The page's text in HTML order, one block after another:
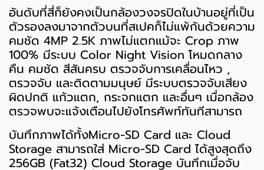
อันดับที่สี่ก็ยังคงเป็นกล้องวงจรปิดในบ้านอยู่ที่เป็น
ตัวรองลงมาจากตัวบนที่สเปคก็ไม่แพ้กันด้วยความ
คมชัด 4MP 2.5K ภาพไม่แตกแม้จะ Crop ภาพ
100% มีระบบ Color Night Vision โหมดกลาง
คืน คมชัด สีสันครบ ตรวจจับการเคลื่อนไหว ,
ตรวจจับ และติดตามมนุษย์ มีระบบตรวจจับเสียง
ผิดปกติ แก้วแตก, กระจกแตก และอื่นๆ เมื่อกล้อง
ตรวจพบจะแจ้งเตือนไปยังโทรศัพท์ทันทีสามารถ
บันทึกภาพได้ทั้งMicro-SD Card และ Cloud
Storage สามารถใส่ Micro-SD Card ได้สูงสุดถึง
256GB (Fat32) Cloud Storage บันทึกเมื่อจับ